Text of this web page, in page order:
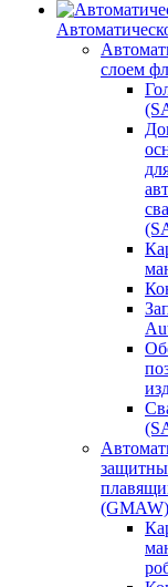
слоем
(GMAW)